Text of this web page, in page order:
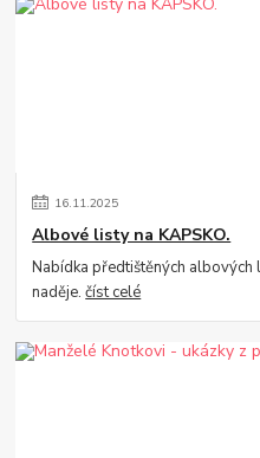
16.11.2025
Albové listy na KAPSKO.
Nabídka předtištěných
naděje.číst celé